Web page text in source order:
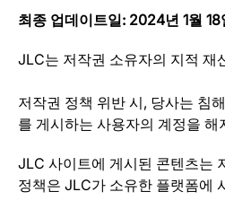
최종 업데이트일: 2024년 1월 18
JLC는 저작권 소유자의 지적 재
저작권 정책 위반 시, 당사는 침
를 게시하는 사용자의 계정을 해
JLC 사이트에 게시된 콘텐츠는
정책은 JLC가 소유한 플랫폼에